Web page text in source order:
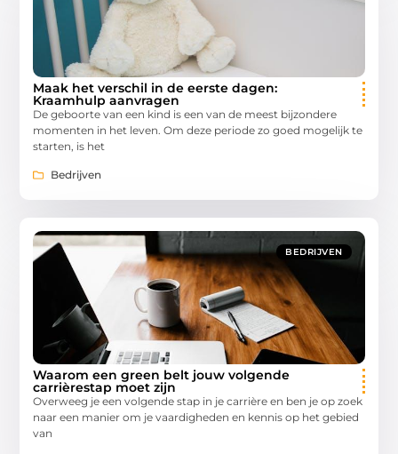
Maak het verschil in de eerste dagen:
Kraamhulp aanvragen
De geboorte van een kind is een van de meest bijzondere
momenten in het leven. Om deze periode zo goed mogelijk te
starten, is het
Bedrijven
BEDRIJVEN
Waarom een green belt jouw volgende
carrièrestap moet zijn
Overweeg je een volgende stap in je carrière en ben je op zoek
naar een manier om je vaardigheden en kennis op het gebied
van